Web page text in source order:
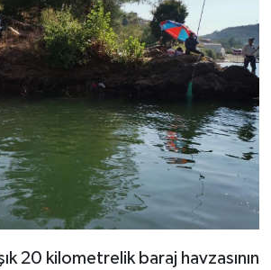
20 kilometrelik baraj havzasının